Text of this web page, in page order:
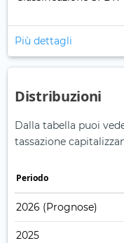
Più dettagli
Distribuzioni
Dalla tabella puoi
tassazione
Periodo
2026 (Prognose)
2025